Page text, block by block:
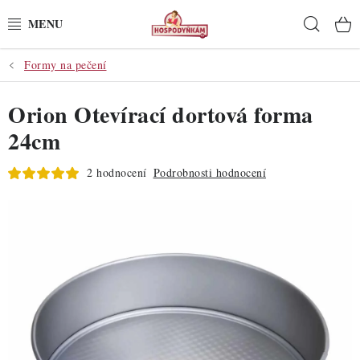
na
POTŘEBY
POMŮCKY
SUROVINY
DO KUCHYNĚ
POCHUTINY
Formy na pečení
Orion Otevírací dortová forma
24cm
2 hodnocení Podrobnosti hodnocení